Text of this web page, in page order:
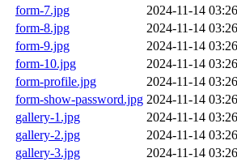
form-7.jpg
2024-11-14 03:26
form-8.jpg
2024-11-14 03:26
form-9.jpg
2024-11-14 03:26
form-10.jpg
2024-11-14 03:26
form-profile.jpg
2024-11-14 03:26
form-show-password.jpg 2024-11-14 03:26
gallery-1.jpg
2024-11-14 03:26
gallery-2.jpg
2024-11-14 03:26
gallery-3.jpg
2024-11-14 03:26